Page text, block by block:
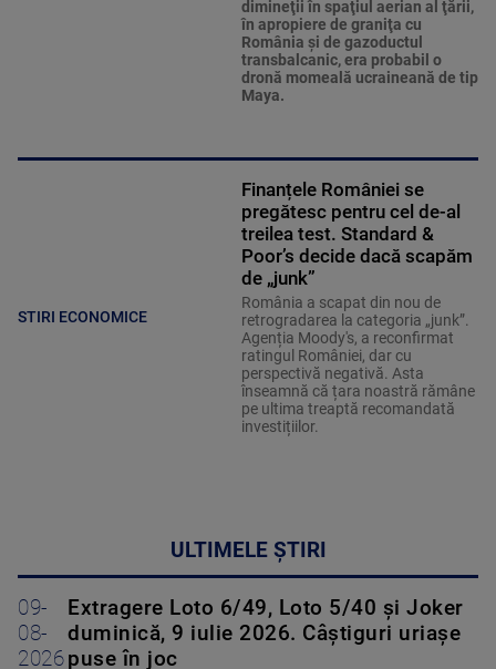
dimineţii în spaţiul aerian al ţării,
în apropiere de graniţa cu
România şi de gazoductul
transbalcanic, era probabil o
dronă momeală ucraineană de tip
Maya.
STIRI ECONOMICE
Finanțele României se
pregătesc pentru cel de-al
treilea test. Standard &
Poor’s decide dacă scapăm
de „junk”
România a scapat din nou de
retrogradarea la categoria „junk”.
Agenția Moody's, a reconfirmat
ratingul României, dar cu
perspectivă negativă. Asta
înseamnă că țara noastră rămâne
pe ultima treaptă recomandată
investițiilor.
ULTIMELE ȘTIRI
09-
08-
2026
Extragere Loto 6/49, Loto 5/40 și Joker
duminică, 9 iulie 2026. Câștiguri uriașe
puse în joc